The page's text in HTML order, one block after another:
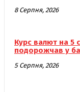
8 Серпня, 2026
Курс валют на 5
подорожчав у
5 Серпня, 2026